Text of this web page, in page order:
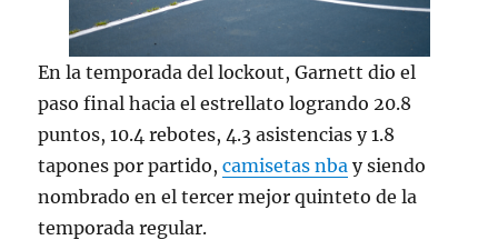
En la temporada del lockout, Garnett dio el
paso final hacia el estrellato logrando 20.8
puntos, 10.4 rebotes, 4.3 asistencias y 1.8
tapones por partido,camisetas nba y siendo
nombrado en el tercer mejor quinteto de la
temporada regular.